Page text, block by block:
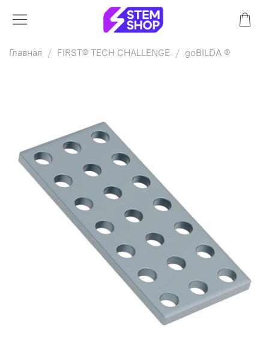
Главная FIRST® TECH CHALLENGE goBILDA ®